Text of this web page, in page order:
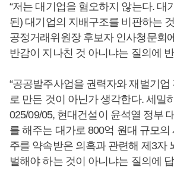
“저는 대기업을 혐오하지 않는다. 대
된) 대기업의 지배구조를 비판하는
공정거래위원장 후보자 인사청문회
반감이 지나친 것 아니냐는 질의에
“공공발주사업을 권력자와 재벌기업
로 만든 것이 아닌가 생각한다. 세밀
025/09/05, 현대건설이 윤석열 정부
를 해주는 대가로 800억 원대 규모의
주를 약속받은 의혹과 관련해 제3자
벌해야 하는 것이 아니냐는 질의에